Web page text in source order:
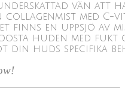
vän att
collagenmist med C-
finns en uppsjö av
huden med fukt
din huds specifika